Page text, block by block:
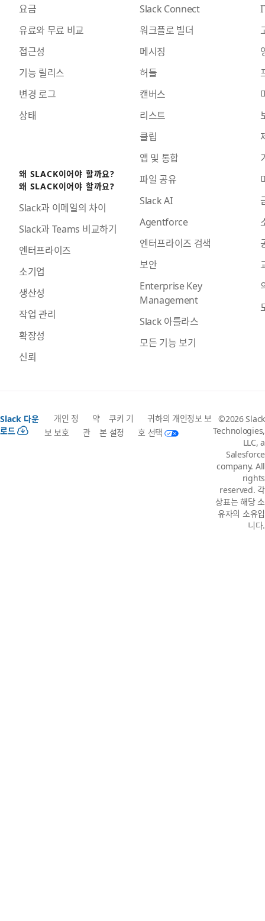
요금
유료와 무료 비교
접근성
기능 릴리스
변경 로그
상태
왜 SLACK이어야 할까요?
왜 SLACK이어야 할까요?
Slack과 이메일의 차이
Slack과 Teams 비교하기
엔터프라이즈
소기업
생산성
작업 관리
확장성
신뢰
Slack Connect
워크플로 빌더
메시징
허들
캔버스
리스트
클립
앱 및 통합
파일 공유
Slack AI
Agentforce
엔터프라이즈 검색
보안
Enterprise Key
Management
Slack 아틀라스
모든 기능 보기
Slack 다운
로드
개인 정
보 보호
약
관
쿠키 기
본 설정
귀하의 개인정보 보
호 선택
©2026 Slack
Technologies,
LLC, a
Salesforce
company. All
rights
reserved. 각
상표는 해당 소
유자의 소유입
니다.